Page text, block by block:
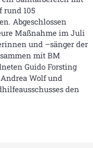
rund 105
Abgeschlossen
Maßnahme im Juli
und –sänger der
mit BM
Guido Forsting
Wolf und
den